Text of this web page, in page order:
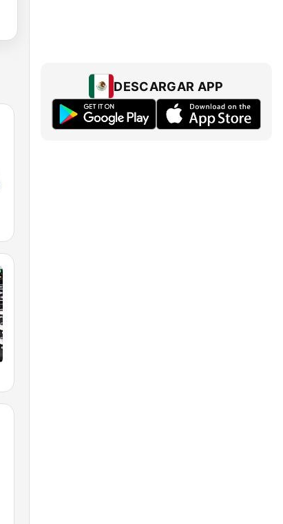
DESCARGAR APP